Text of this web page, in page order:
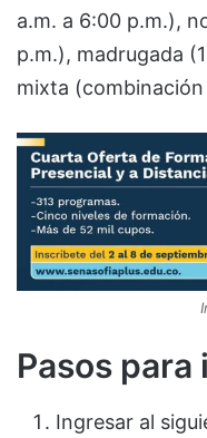
a.m. a 6:00 p.m.),
p.m.), madrugada
mixta
Pasos
Ingresar al